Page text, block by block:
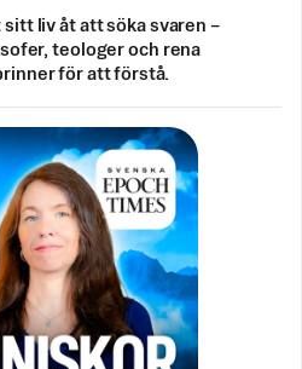
liv åt att söka svaren –
teologer och rena
för att förstå.